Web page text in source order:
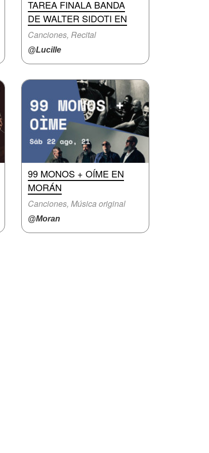
TAREA FINALA BANDA
DE WALTER SIDOTI EN
Canciones, Recital
@Lucille
99 MONOS + OÍME EN
MORÁN
Canciones, Música original
@Moran